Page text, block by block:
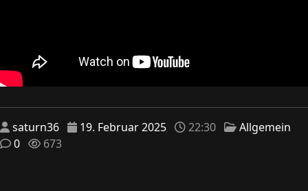
saturn36 19. Februar 2025 22:30
Allgemein
0
673